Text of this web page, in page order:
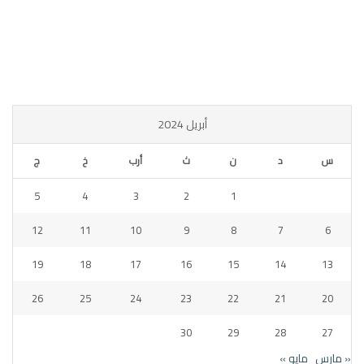
أبريل 2024
س د ن ث أرب خ ج
1
2
3
4
5
6
7
8
9
10
11
12
13
14
15
16
17
18
19
20
21
22
23
24
25
26
27
28
29
30
« مارس مايو »